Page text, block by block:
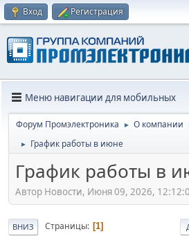
Вход Регистрация
Меню навигации для мобильных
Форум Промэлектроника ► О компании
► График работы в июне
График работы в
Автор Новости, Июня 09, 2026,
ВНИЗ Страницы 1